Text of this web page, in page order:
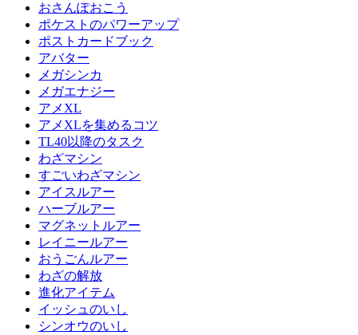
おさんぽおこう
ポケストのパワーアップ
ポストカードブック
アバター
メガシンカ
メガエナジー
アメXL
アメXLを集めるコツ
TL40以降のタスク
わざマシン
すごいわざマシン
アイスルアー
ハーブルアー
マグネットルアー
レイニールアー
おうごんルアー
わざの解放
進化アイテム
イッシュのいし
シンオウのいし